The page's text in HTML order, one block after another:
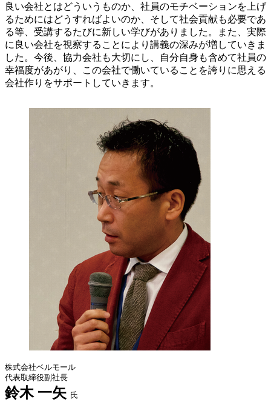
良い会社とはどういうものか、社員のモチベーションを上げ
るためにはどうすればよいのか、そして社会貢献も必要であ
る等、受講するたびに新しい学びがありました。また、実際
に良い会社を視察することにより講義の深みが増していきま
した。今後、協力会社も大切にし、自分自身も含めて社員の
幸福度があがり、この会社で働いていることを誇りに思える
会社作りをサポートしていきます。
株式会社ベルモール
代表取締役副社長
鈴木 一矢 氏